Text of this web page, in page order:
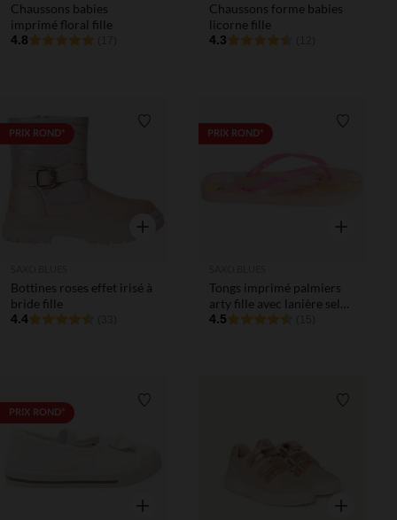
Chaussons babies
imprimé floral fille
4.8
Chaussons forme babies
licorne fille
4.3
PRIX ROND* Liste de souhaits
Aperçu rapide
Bottines roses effet irisé à
bride fille
4.4
PRIX ROND*
Aperçu
Tongs imprimé palmiers
arty fille avec lanière selon
l'âge
4.5
PRIX ROND*
Aperçu rapide Aperçu